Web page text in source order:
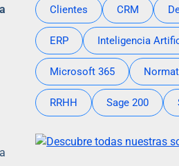
Clientes CRM
ERP Inteligencia
Microsoft 365
RRHH Sage 200